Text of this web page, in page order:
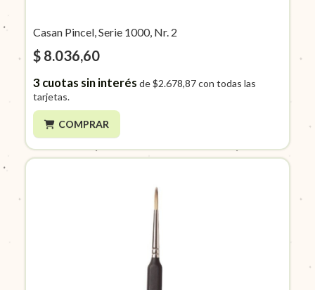
Casan Pincel, Serie 1000, Nr. 2
$ 8.036,60
3cuotas sin interés de$2.678,87con todas las
tarjetas.
COMPRAR